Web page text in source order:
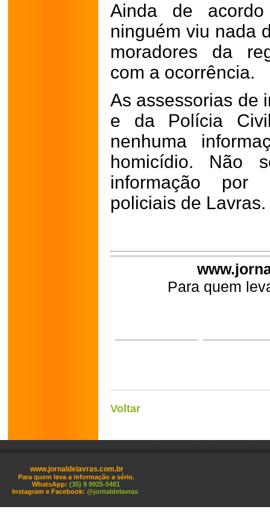
Ainda de
ninguém viu nada
moradores da
com a ocorrência.
As assessorias de
e da Polícia
nenhuma
homicídio. Não
informação por
policiais de Lavras.
Para quem
Voltar
www.jornaldelavras.com.br
Para quem leva a informação a sério.
WhatsApp: (35) 9 9925-5481
Instagram e Facebook: @jornaldelavras